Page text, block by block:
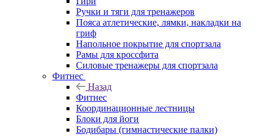
Ручки и тяги для тренажеров
Пояса атлетические, лямки, накладки на
гриф
Напольное покрытие для спортзала
Рамы для кроссфита
Силовые тренажеры для спортзала
Фитнес
Назад
Фитнес
Координационные лестницы
Блоки для йоги
Бодибары (гимнастические палки)